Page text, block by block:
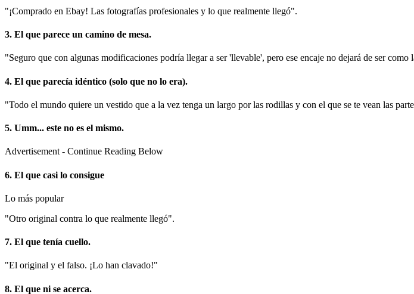
"¡Comprado en Ebay! Las fotografías profesionales y lo que realmente llegó".
3. El que parece un camino de mesa.
"Seguro que con algunas modificaciones podría llegar a ser 'llevable', pero ese encaje no dejará de ser como
4. El que parecía idéntico (solo que no lo era).
"Todo el mundo quiere un vestido que a la vez tenga un largo por las rodillas y con el que se te vean las
5. Umm... este no es el mismo.
Advertisement - Continue Reading Below
6. El que casi lo consigue
Lo más popular
"Otro original contra lo que realmente llegó".
7. El que tenía cuello.
"El original y el falso. ¡Lo han clavado!"
8. El que ni se acerca.